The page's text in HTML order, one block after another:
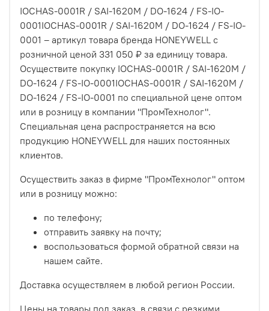
IOCHAS-0001R / SAI-1620M / DO-1624 / FS-IO-
0001IOCHAS-0001R / SAI-1620M / DO-1624 / FS-IO-
0001 – артикул товара бренда HONEYWELL с
розничной ценой 331 050 ₽ за единицу товара.
Осуществите покупку IOCHAS-0001R / SAI-1620M /
DO-1624 / FS-IO-0001IOCHAS-0001R / SAI-1620M /
DO-1624 / FS-IO-0001 по специальной цене оптом
или в розницу в компании "ПромТехнолог".
Специальная цена распространяется на всю
продукцию HONEYWELL для наших постоянных
клиентов.
Осуществить заказ в фирме "ПромТехнолог" оптом
или в розницу можно:
по телефону;
отправить заявку на почту;
воспользоваться формой обратной связи на
нашем сайте.
Доставка осуществляем в любой регион России.
Цены на товары под заказ, в связи с резкими